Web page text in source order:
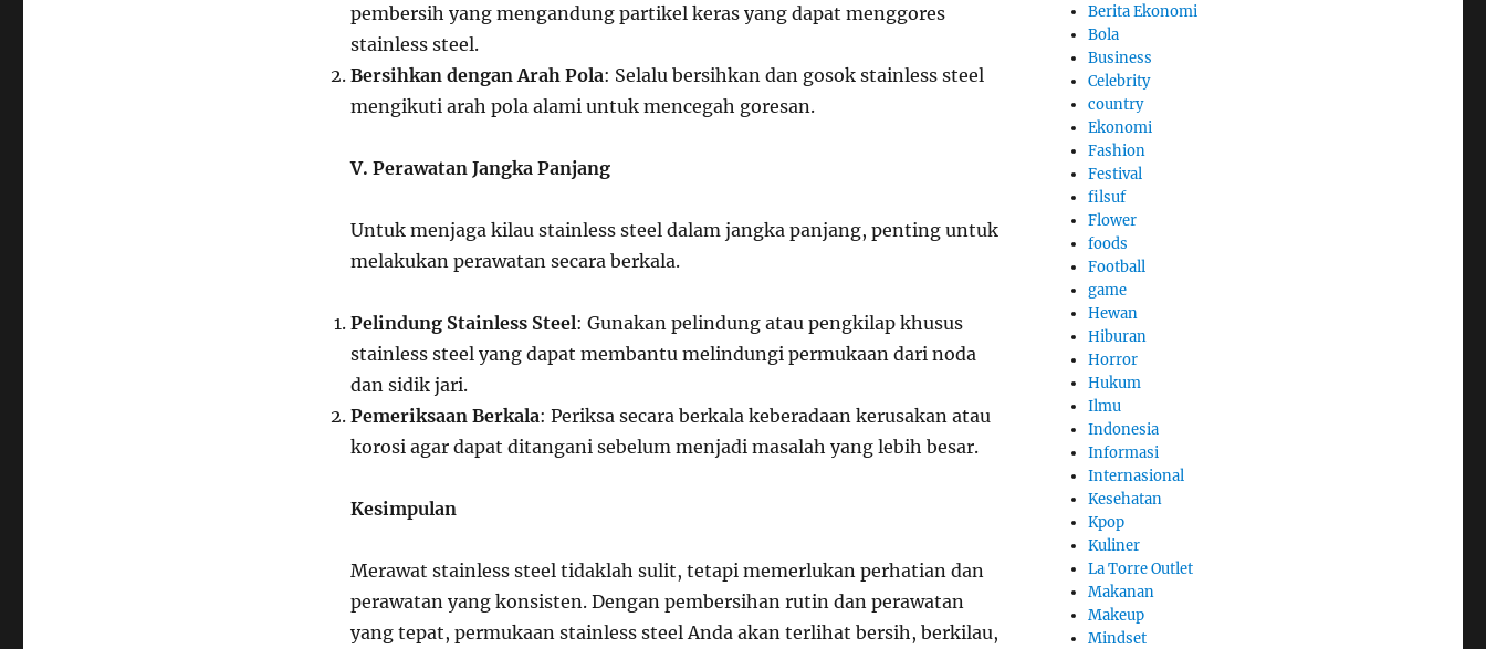
pembersih yang mengandung partikel keras yang dapat menggores
stainless steel.
Bersihkan dengan Arah Pola: Selalu bersihkan dan gosok stainless steel
mengikuti arah pola alami untuk mencegah goresan.
V. Perawatan Jangka Panjang
Untuk menjaga kilau stainless steel dalam jangka panjang, penting untuk
melakukan perawatan secara berkala.
Pelindung Stainless Steel: Gunakan pelindung atau pengkilap khusus
stainless steel yang dapat membantu melindungi permukaan dari noda
dan sidik jari.
Pemeriksaan Berkala: Periksa secara berkala keberadaan kerusakan atau
korosi agar dapat ditangani sebelum menjadi masalah yang lebih besar.
Kesimpulan
Merawat stainless steel tidaklah sulit, tetapi memerlukan perhatian dan
perawatan yang konsisten. Dengan pembersihan rutin dan perawatan
yang tepat, permukaan stainless steel Anda akan terlihat bersih, berkilau,
Berita Ekonomi
Bola
Business
Celebrity
country
Ekonomi
Fashion
Festival
filsuf
Flower
foods
Football
game
Hewan
Hiburan
Horror
Hukum
Ilmu
Indonesia
Informasi
Internasional
Kesehatan
Kpop
Kuliner
La Torre Outlet
Makanan
Makeup
Mindset